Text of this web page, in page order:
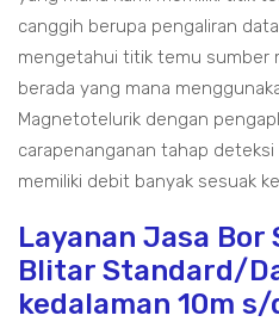
canggih berupa pengaliran
mengetahui titik temu sumber
berada yang mana
Magnetotelurik dengan
carapenanganan tahap
memiliki debit banyak sesuak
Layanan Jasa Bor
Blitar Standard/
kedalaman 10m s/